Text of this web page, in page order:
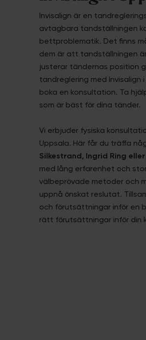
Invisalign är en
avtagbara tandställningen
bettproblematik. Det finns
dem är att tandställningen
justerar tändernas position
tandreglering med
boka en konsultation. Ta
som är bäst för dina tänder.
Vi erbjuder fysiska
Uppsala. Här får du träffa
Silkestrand, Ingrid Ring
med lång erfarenhet och
välbeprövade metoder och
uppnå önskat reslutat.
och förutsättningar inför en
rätt förutsättningar inför din